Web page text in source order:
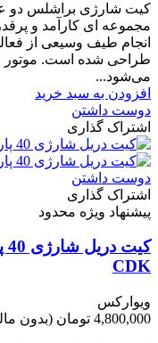
مجموعه ای کارآمد و
انجام طیف وسیعی از
طراحی شده است. موتور
می‌شود...
افزودن به سبد خرید
دوست داشتن
اشتراک گذاری
دوست داشتن
اشتراک گذاری
پیشنهاد ویژه محدود
CDK
ویوارکس
4,800,000 تومان
(بدون